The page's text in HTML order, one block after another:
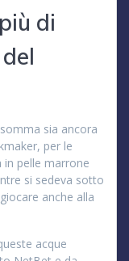
di
sia ancora
per le
in pelle marrone
si sedeva sotto
anche alla
acque